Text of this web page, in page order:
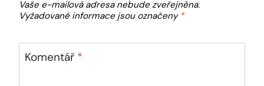
Vaše e-mailová adresa nebude zveřejněna.
Vyžadované informace jsou označeny *
Komentář *